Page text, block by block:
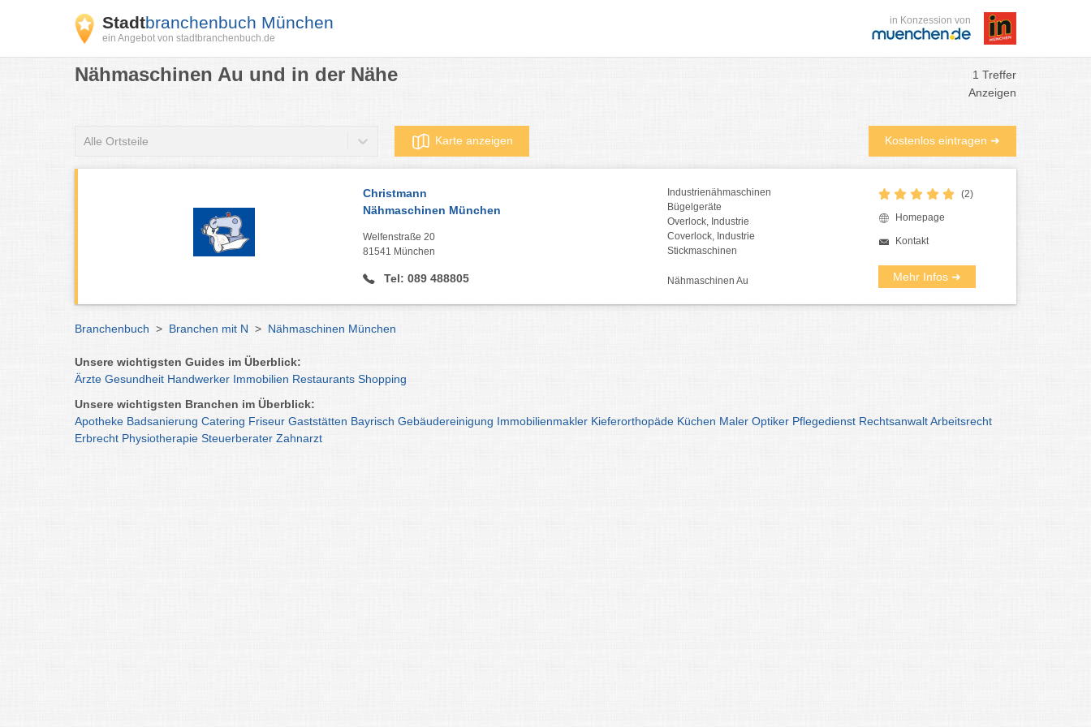
Stadtbranchenbuch München
ein Angebot von stadtbranchenbuch.de
in Konzession von
Nähmaschinen Au und in der Nähe
1 Treffer
Anzeigen
Alle Ortsteile Karte anzeigen Kostenlos eintragen ➜
Christmann
Nähmaschinen München
Welfenstraße 20
81541 München
Tel: 089 488805
Industrienähmaschinen
Bügelgeräte
Overlock, Industrie
Coverlock, Industrie
Stickmaschinen
Nähmaschinen Au
(2)
Homepage
Kontakt
Mehr Infos ➜
Branchenbuch > Branchen mit N > Nähmaschinen München
Unsere wichtigsten Guides im Überblick:
Ärzte Gesundheit Handwerker Immobilien Restaurants Shopping
Unsere wichtigsten Branchen im Überblick:
Apotheke Badsanierung Catering Friseur Gaststätten Bayrisch Gebäudereinigung Immobilienmakler Kieferorthopäde Küchen Maler Optiker Pflegedienst RechtsanwaltArbeitsrecht
Erbrecht Physiotherapie Steuerberater Zahnarzt